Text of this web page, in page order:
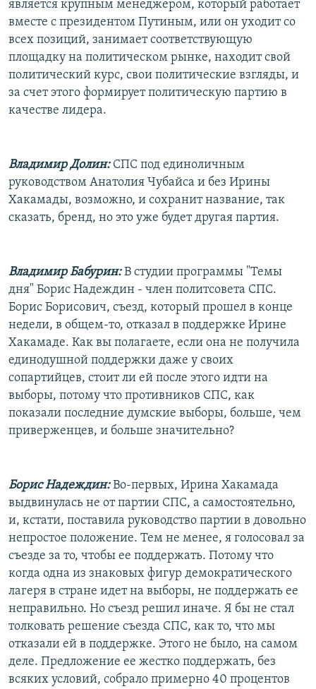
является крупным менеджером, который работает
вместе с президентом Путиным, или он уходит со
всех позиций, занимает соответствующую
площадку на политическом рынке, находит свой
политический курс, свои политические взгляды, и
за счет этого формирует политическую партию в
качестве лидера.
Владимир Долин:СПС под единоличным
руководством Анатолия Чубайса и без Ирины
Хакамады, возможно, и сохранит название, так
сказать, бренд, но это уже будет другая партия.
Владимир Бабурин:В студии программы "Темы
дня" Борис Надеждин - член политсовета СПС.
Борис Борисович, съезд, который прошел в конце
недели, в общем-то, отказал в поддержке Ирине
Хакамаде. Как вы полагаете, если она не получила
единодушной поддержки даже у своих
сопартийцев, стоит ли ей после этого идти на
выборы, потому что противников СПС, как
показали последние думские выборы, больше, чем
приверженцев, и больше значительно?
Борис Надеждин:Во-первых, Ирина Хакамада
выдвинулась не от партии СПС, а самостоятельно,
и, кстати, поставила руководство партии в довольно
непростое положение. Тем не менее, я голосовал за
съезде за то, чтобы ее поддержать. Потому что
когда одна из знаковых фигур демократического
лагеря в стране идет на выборы, не поддержать ее
неправильно. Но съезд решил иначе. Я бы не стал
толковать решение съезда СПС, как то, что мы
отказали ей в поддержке. Этого не было, на самом
деле. Предложение ее жестко поддержать, без
всяких условий, собрало примерно 40 процентов